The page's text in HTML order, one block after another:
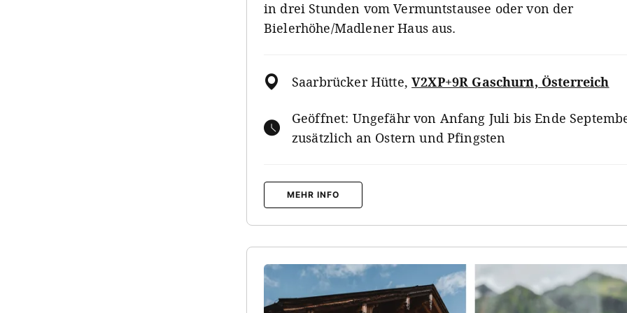
in drei Stunden vom Vermuntstausee oder von der
Bielerhöhe/Madlener Haus aus.
Saarbrücker Hütte,V2XP+9R Gaschurn, Österreich
Geöffnet: Ungefähr von Anfang Juli bis Ende
zusätzlich an Ostern und Pfingsten
MEHR INFO